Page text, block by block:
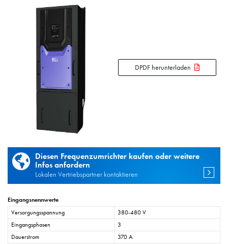
DPDF herunterladen
Diesen Frequenzumrichter kaufen oder weitere
Infos anfordern
Lokalen Vertriebspartner kontaktieren
Eingangsnennwerte
Versorgungsspannung
380-480 V
Eingangsphasen
3
Dauerstrom
370 A